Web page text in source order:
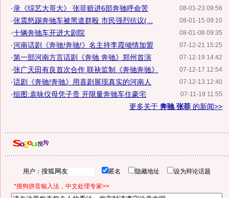
08-01-23 09:56
·录《综艺大哥大》 张菲赔进6部奔驰呼命苦
08-01-15 09:10
·张震怒踢奔驰车被黑道群殴 市民强烈抗议(...
08-01-08 09:35
·十辆奔驰车开进大剧院
07-12-21 15:25
·河南话剧《奔驰!奔驰!》名主持李霞倾情加盟
07-12-19 14:42
·第一部河南方言话剧《奔驰 奔驰》郑州首演
07-12-17 12:54
·张广天田有良首次合作 联袂监制《奔驰奔驰》
07-12-13 12:40
·话剧《奔驰!奔驰》用喜剧展现真实的河南人
07-11-19 11:55
·组图:袁咏仪母凭子贵 开限量奔驰车住豪宅
更多关于 奔驰 张菲 的新闻>>
用户： 匿名 隐藏地址 设为辩论话题
*搜狗拼音输入法，中文处理专家>>